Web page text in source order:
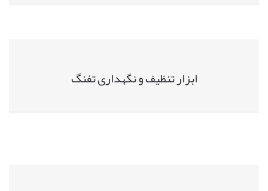
ابزار تنظیف و نگهداری تفنگ